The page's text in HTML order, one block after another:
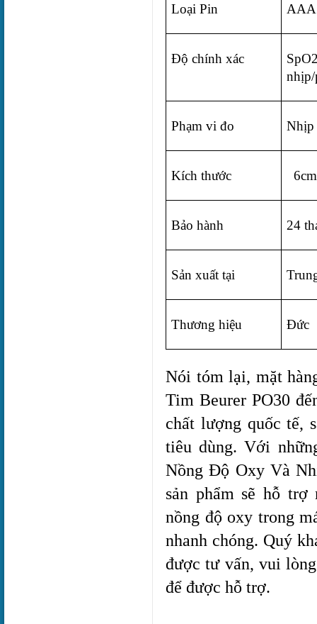
Loại Pin
Độ chính xác
Phạm vi đo
Kích thước
Bảo hành 24
Sản xuất tại
Thương hiệu Đức
Nói tóm lại, mặt
Tim Beurer PO30
chất lượng quốc tế,
tiêu dùng. Với
Nồng Độ Oxy Và
sản phẩm sẽ hỗ
nồng độ oxy trong
nhanh chóng. Quý
được tư vấn, vui
để được hỗ trợ.